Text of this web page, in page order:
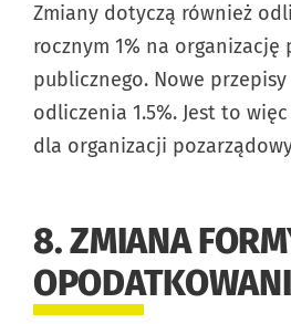
Zmiany dotyczą również
rocznym 1% na organizację
publicznego. Nowe
odliczenia 1.5%. Jest to
dla organizacji
8. ZMIANA